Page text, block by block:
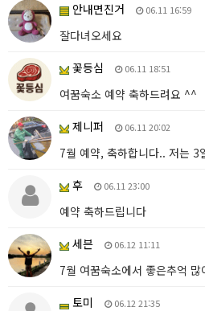
안내면진거
06.11 16:59
잘다녀오세요
꽃등심
06.11 18:51
여꿈숙소 예약 축하드려요 ^^
제니퍼
06.11 20:02
7월 예약, 축하합니다.. 저는 3
후
06.11 23:00
예약 축하드립니다
세븐
06.12 11:11
7월 여꿈숙소에서 좋은추억
토미
06.12 21:35